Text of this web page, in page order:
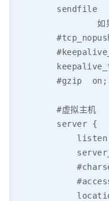
sendfile
如
#tcp_nopush
#gzip  on;
        #虚拟主机
        server {
listen